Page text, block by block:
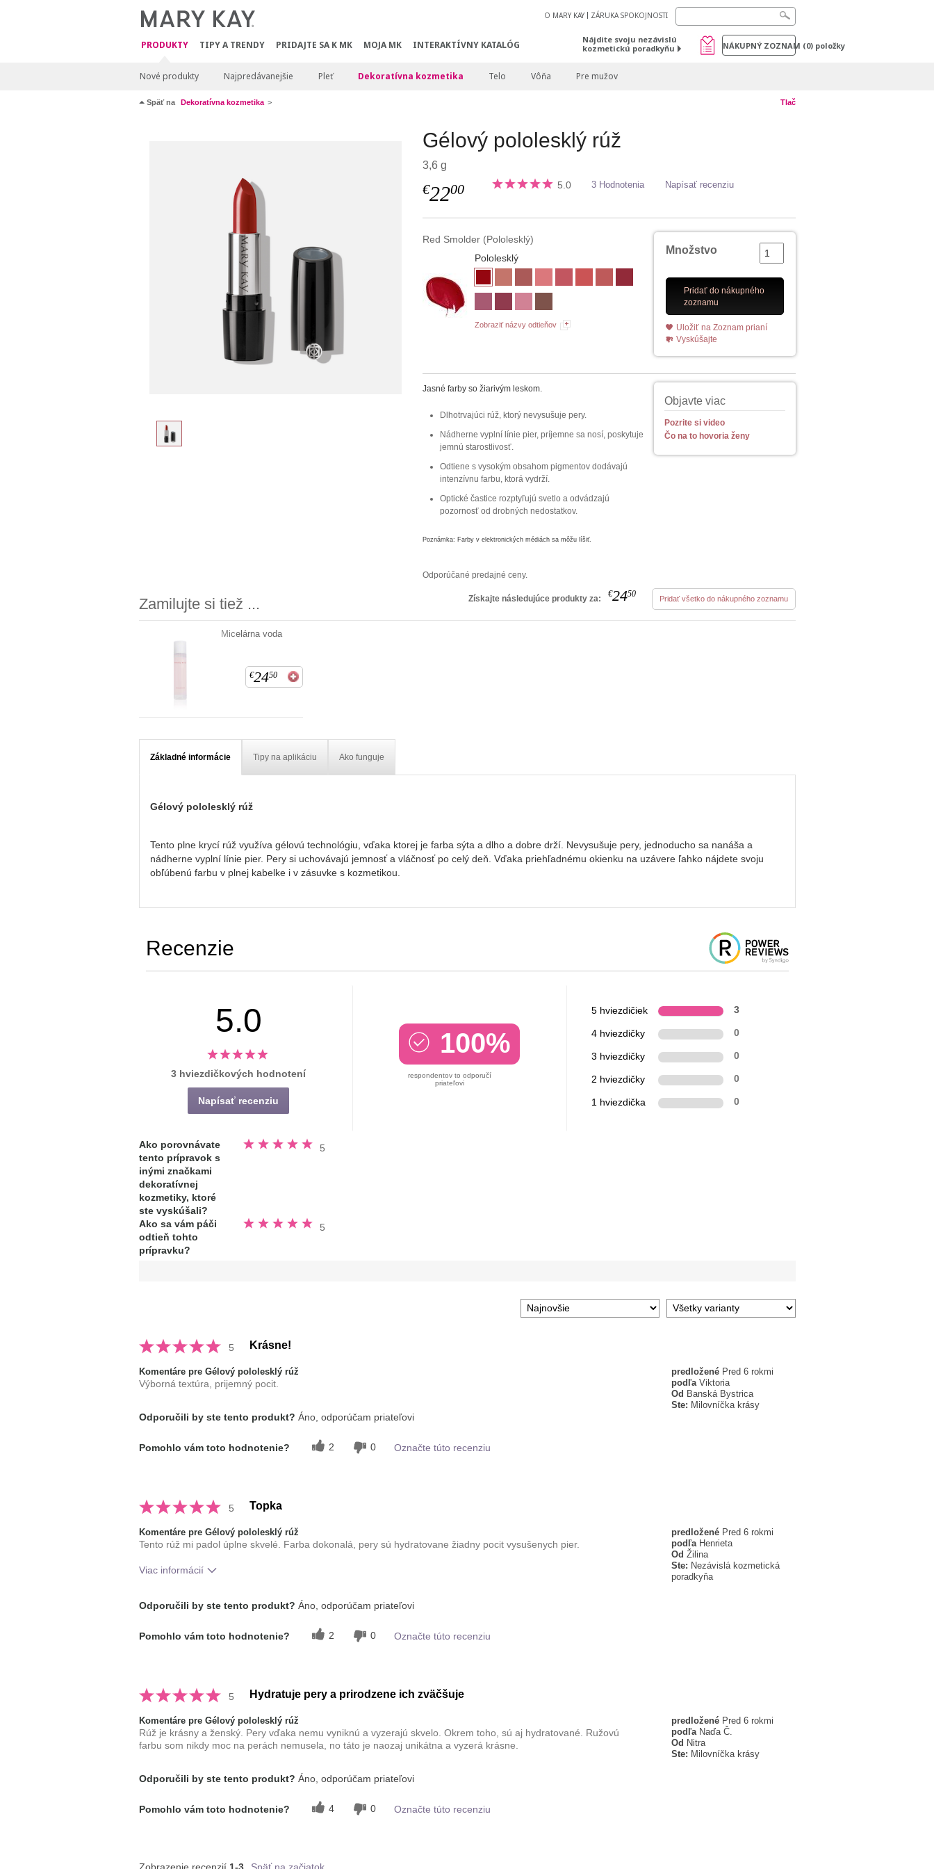
PRODUKTY TIPY A TRENDY PRIDAJTE SA K MK MOJA MK INTERAKTÍVNY KATALÓG
O MARY KAY ZÁRUKA SPOKOJNOSTI
Nájdite svoju nezávislú
kozmetickú poradkyňu
NÁKUPNÝ ZOZNAM (0) položky
Nové produkty Najpredávanejšie Pleť Dekoratívna kozmetika Telo Vôňa Pre mužov
Späť na Dekoratívna kozmetika Tlač
Gélový pololesklý rúž
3,6 g
€2200 5.0 3 Hodnotenia Napísať recenziu
Red Smolder (Pololesklý)
Pololesklý
Zobraziť názvy odtieňov
Množstvo
Pridať do nákupného
zoznamu
Uložiť na Zoznam prianí
Vyskúšajte
Objavte viac
Pozrite si video
Čo na to hovoria ženy
Jasné farby so žiarivým leskom.
Dlhotrvajúci rúž, ktorý nevysušuje pery.
Nádherne vyplní línie pier, príjemne sa nosí, poskytuje
jemnú starostlivosť.
Odtiene s vysokým obsahom pigmentov dodávajú
intenzívnu farbu, ktorá vydrží.
Optické častice rozptyľujú svetlo a odvádzajú
pozornosť od drobných nedostatkov.
Poznámka: Farby v elektronických médiách sa môžu líšiť.
Odporúčané predajné ceny.
Zamilujte si tiež ... Získajte následujúce produkty za: €2450 Pridať všetko do nákupného zoznamu
Micelárna voda
€2450
Základné informácie Tipy na aplikáciu Ako funguje
Gélový pololesklý rúž
Tento plne krycí rúž využíva gélovú technológiu, vďaka ktorej je farba sýta a dlho a dobre drží. Nevysušuje pery, jednoducho sa nanáša a
nádherne vyplní línie pier. Pery si uchovávajú jemnosť a vláčnosť po celý deň. Vďaka priehľadnému okienku na uzávere ľahko nájdete svoju
obľúbenú farbu v plnej kabelke i v zásuvke s kozmetikou.
Recenzie
5.0
3 hviezdičkových hodnotení
Napísať recenziu
100%
respondentov to odporučí
priateľovi
5 hviezdičiek 3
4 hviezdičky 0
3 hviezdičky 0
2 hviezdičky 0
1 hviezdička 0
Ako porovnávate
tento prípravok s
inými značkami
dekoratívnej
kozmetiky, ktoré
ste vyskúšali?
5
Hodnotené
5.0
Ako sa vám páči
odtieň tohto
prípravku?
5
Hodnotené
5.0
5 Krásne!
predložené Pred 6 rokmi
podľa Viktoria
Od Banská Bystrica
Ste: Milovníčka krásy
Komentáre pre Gélový pololesklý rúž
Výborná textúra, prijemný pocit.
Odporučili by ste tento produkt? Áno, odporúčam priateľovi
Pomohlo vám toto hodnotenie? 2 0 Označte túto recenziu
5 Topka
predložené Pred 6 rokmi
podľa Henrieta
Od Žilina
Ste: Nezávislá kozmetická
poradkyňa
Komentáre pre Gélový pololesklý rúž
Tento rúž mi padol úplne skvelé. Farba dokonalá, pery sú hydratovane žiadny pocit vysušenych pier.
Viac informácií
Ako porovnávate tento prípravok s inými značkami
dekoratívnej kozmetiky, ktoré ste vyskúšali?
Odporučili by ste tento produkt? Áno, odporúčam priateľovi
Pomohlo vám toto hodnotenie? 2 0 Označte túto recenziu
5 Hydratuje pery a prirodzene ich zväčšuje
predložené Pred 6 rokmi
podľa Naďa Č.
Od Nitra
Ste: Milovníčka krásy
Komentáre pre Gélový pololesklý rúž
Rúž je krásny a ženský. Pery vďaka nemu vyniknú a vyzerajú skvelo. Okrem toho, sú aj hydratované. Ružovú
farbu som nikdy moc na perách nemusela, no táto je naozaj unikátna a vyzerá krásne.
Odporučili by ste tento produkt? Áno, odporúčam priateľovi
Pomohlo vám toto hodnotenie? 4 0 Označte túto recenziu